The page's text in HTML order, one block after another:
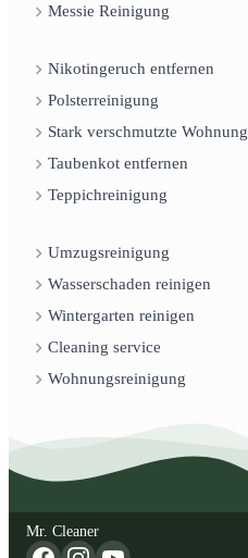
Messie Reinigung
Nikotingeruch entfernen
Polsterreinigung
Stark verschmutzte Wohnung
Taubenkot entfernen
Teppichreinigung
Umzugsreinigung
Wasserschaden reinigen
Wintergarten reinigen
Cleaning service
Wohnungsreinigung
Mr. Cleaner